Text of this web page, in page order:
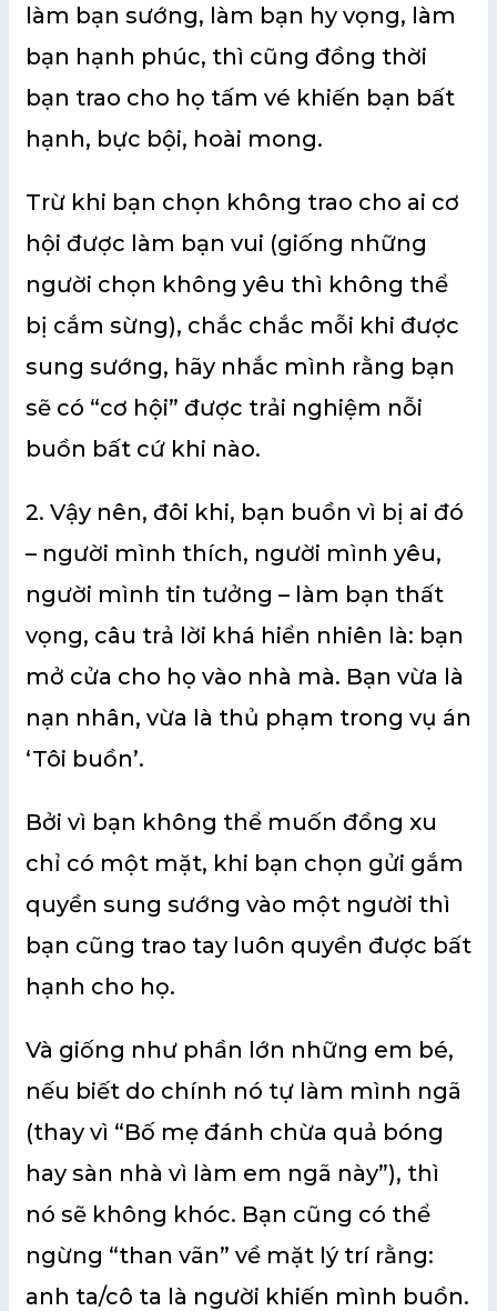
làm bạn sướng, làm bạn hy vọng, làm
bạn hạnh phúc, thì cũng đồng thời
bạn trao cho họ tấm vé khiến bạn bất
hạnh, bực bội, hoài mong.
Trừ khi bạn chọn không trao cho ai cơ
hội được làm bạn vui (giống những
người chọn không yêu thì không thể
bị cắm sừng), chắc chắc mỗi khi được
sung sướng, hãy nhắc mình rằng bạn
sẽ có “cơ hội” được trải nghiệm nỗi
buồn bất cứ khi nào.
2. Vậy nên, đôi khi, bạn buồn vì bị ai đó
– người mình thích, người mình yêu,
người mình tin tưởng – làm bạn thất
vọng, câu trả lời khá hiển nhiên là: bạn
mở cửa cho họ vào nhà mà. Bạn vừa là
nạn nhân, vừa là thủ phạm trong vụ án
‘Tôi buồn’.
Bởi vì bạn không thể muốn đồng xu
chỉ có một mặt, khi bạn chọn gửi gắm
quyền sung sướng vào một người thì
bạn cũng trao tay luôn quyền được bất
hạnh cho họ.
Và giống như phần lớn những em bé,
nếu biết do chính nó tự làm mình ngã
(thay vì “Bố mẹ đánh chừa quả bóng
hay sàn nhà vì làm em ngã này”), thì
nó sẽ không khóc. Bạn cũng có thể
ngừng “than vãn” về mặt lý trí rằng:
anh ta/cô ta là người khiến mình buồn.